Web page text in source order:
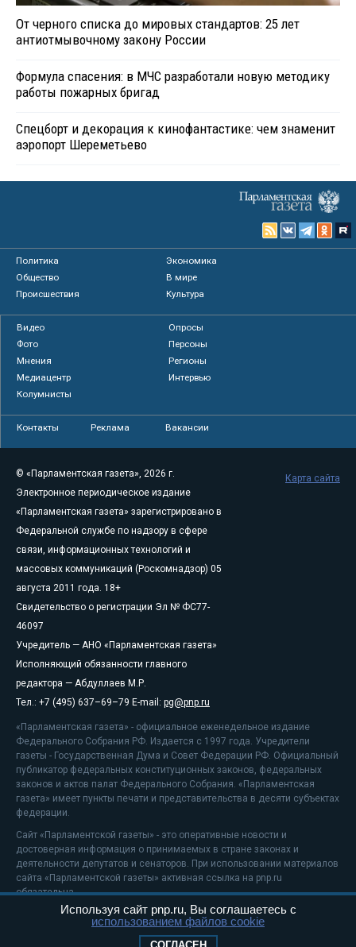
От черного списка до мировых стандартов: 25 лет
антиотмывочному закону России
Формула спасения: в МЧС разработали новую методику
работы пожарных бригад
Спецборт и декорация к кинофантастике: чем знаменит
аэропорт Шереметьево
Политика
Экономика
Общество
В мире
Происшествия
Культура
Видео
Опросы
Фото
Персоны
Мнения
Регионы
Медиацентр
Интервью
Колумнисты
Контакты Реклама Вакансии
© «Парламентская газета», 2026 г.
Электронное периодическое издание
«Парламентская газета» зарегистрировано в
Федеральной службе по надзору в сфере
связи, информационных технологий и
массовых коммуникаций (Роскомнадзор) 05
августа 2011 года. 18+
Свидетельство о регистрации Эл № ФС77-
46097
Учредитель — АНО «Парламентская газета»
Исполняющий обязанности главного
редактора — Абдуллаев М.Р.
Тел.: +7 (495) 637–69–79 E-mail: pg@pnp.ru
«Парламентская газета» - официальное еженедельное издание
Федерального Собрания РФ. Издается с 1997 года. Учредители
газеты - Государственная Дума и Совет Федерации РФ. Официальный
публикатор федеральных конституционных законов, федеральных
законов и актов палат Федерального Собрания. «Парламентская
газета» имеет пункты печати и представительства в десяти субъектах
федерации.
Сайт «Парламентской газеты» - это оперативные новости и
достоверная информация о принимаемых в стране законах и
деятельности депутатов и сенаторов. При использовании материалов
сайта «Парламентской газеты» активная ссылка на pnp.ru
обязательна.
На информационном ресурсе применяютсярекомендательные
Положение о защите персональных данных
Карта сайта
Используя сайт pnp.ru, Вы соглашаетесь с
использованием файлов cookie